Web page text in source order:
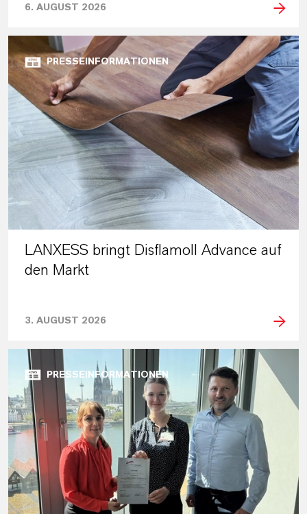
6. AUGUST 2026
PRESSEINFORMATIONEN
LANXESS bringt Disflamoll Advance auf
den Markt
3. AUGUST 2026
PRESSEINFORMATIONEN